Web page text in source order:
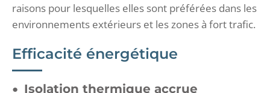
raisons pour lesquelles elles sont préférées dans les
environnements extérieurs et les zones à fort trafic.
Efficacité énergétique
Isolation thermique accrue